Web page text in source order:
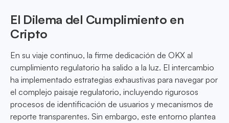
El Dilema del Cumplimiento en
Cripto
En su viaje continuo, la firme dedicación de OKX al
cumplimiento regulatorio ha salido a la luz. El intercambio
ha implementado estrategias exhaustivas para navegar por
el complejo paisaje regulatorio, incluyendo rigurosos
procesos de identificación de usuarios y mecanismos de
reporte transparentes. Sin embargo, este entorno plantea